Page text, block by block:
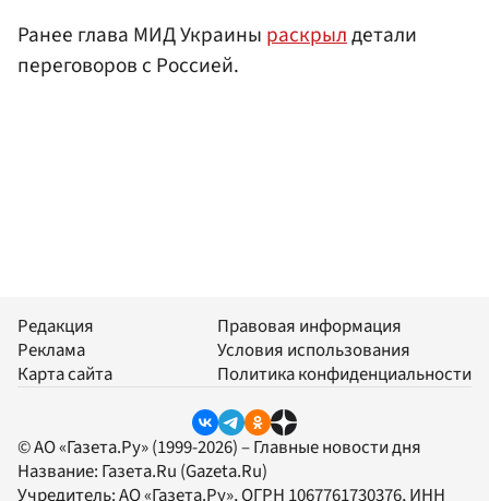
Ранее глава МИД Украины раскрылдетали
переговоров с Россией.
Редакция
Реклама
Карта сайта
Правовая информация
Условия использования
Политика конфиденциальности
© АО «Газета.Ру» (1999-2026) – Главные новости дня
Название: Газета.Ru (Gazeta.Ru)
Учредитель:АО «Газета.Ру», ОГРН 1067761730376, ИНН